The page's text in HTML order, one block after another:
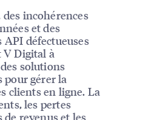
des incohérences
et des
défectueuses
Digital à
solutions
pour gérer la
clients en ligne. La
les pertes
revenus et les